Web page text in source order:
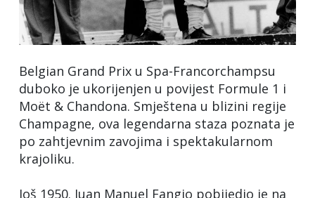
Belgian Grand Prix u Spa-Francorchampsu
duboko je ukorijenjen u povijest Formule 1 i
Moët & Chandona. Smještena u blizini regije
Champagne, ova legendarna staza poznata je
po zahtjevnim zavojima i spektakularnom
krajoliku.
Još 1950. Juan Manuel Fangio pobijedio je na